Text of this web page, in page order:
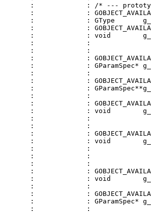
:             : /* ---
:             :
:             : GType
:             :
:             : void
:             :
:             :
:             :
:             : GParamSpec*
:             :
:             :
:             :
:             :
:             :
:             : void
:             :
:             :
:             :
:             : void
:             :
:             :
:             :
:             :
:             : void
:             :
:             :
:             : GParamSpec*
:             :